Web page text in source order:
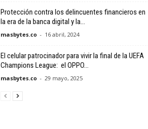
Protección contra los delincuentes financieros en
la era de la banca digital y la...
masbytes.co - 16 abril, 2024
El celular patrocinador para vivir la final de la UEFA
Champions League: el OPPO...
masbytes.co - 29 mayo, 2025